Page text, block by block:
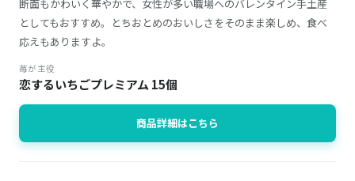
断面もかわいく華やかで、女性が多い職場へのバレンタイン手土産
としてもおすすめ。とちおとめのおいしさをそのまま楽しめ、食べ
応えもありますよ。
苺が主役
恋するいちごプレミアム 15個
商品詳細はこちら